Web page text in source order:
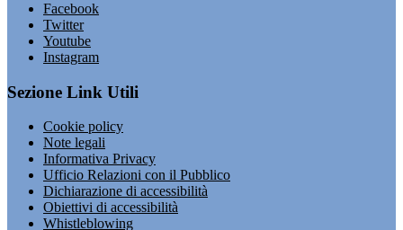
Facebook
Twitter
Youtube
Instagram
Sezione Link Utili
Cookie policy
Note legali
Informativa Privacy
Ufficio Relazioni con il Pubblico
Dichiarazione di accessibilità
Obiettivi di accessibilità
Whistleblowing